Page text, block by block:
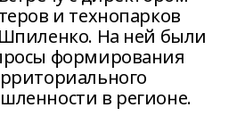
и технопарков
На ней были
формирования
в регионе.